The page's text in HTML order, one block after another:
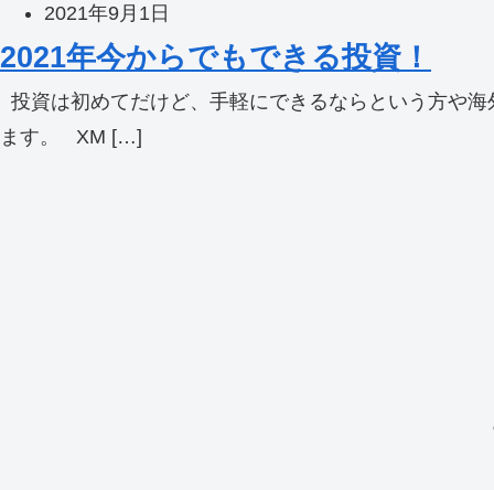
2021年9月1日
2021年今からでもできる投資！
投資は初めてだけど、手軽にできるならという方や
ます。 XM […]